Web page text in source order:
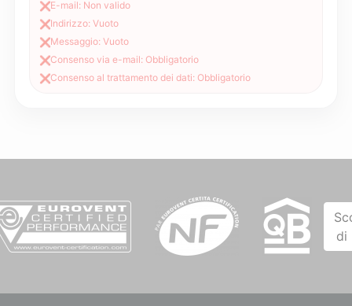
❌E-mail: Non valido
❌Indirizzo: Vuoto
❌Messaggio: Vuoto
❌Consenso via e-mail: Obbligatorio
❌Consenso al trattamento dei dati: Obbligatorio
di